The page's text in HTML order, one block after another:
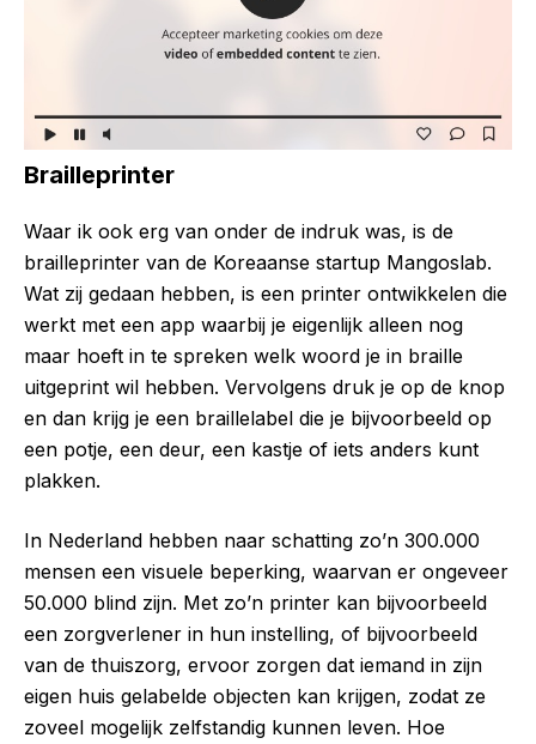
Brailleprinter
Waar ik ook erg van onder de indruk was, is de
brailleprinter van de Koreaanse startup Mangoslab.
Wat zij gedaan hebben, is een printer ontwikkelen die
werkt met een app waarbij je eigenlijk alleen nog
maar hoeft in te spreken welk woord je in braille
uitgeprint wil hebben. Vervolgens druk je op de knop
en dan krijg je een braillelabel die je bijvoorbeeld op
een potje, een deur, een kastje of iets anders kunt
plakken.
In Nederland hebben naar schatting zo’n 300.000
mensen een visuele beperking, waarvan er ongeveer
50.000 blind zijn. Met zo’n printer kan bijvoorbeeld
een zorgverlener in hun instelling, of bijvoorbeeld
van de thuiszorg, ervoor zorgen dat iemand in zijn
eigen huis gelabelde objecten kan krijgen, zodat ze
zoveel mogelijk zelfstandig kunnen leven. Hoe